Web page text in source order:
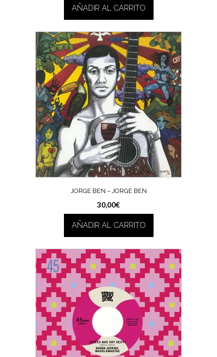
AÑADIR AL CARRITO
JORGE BEN – JORGE BEN
30,00€
AÑADIR AL CARRITO